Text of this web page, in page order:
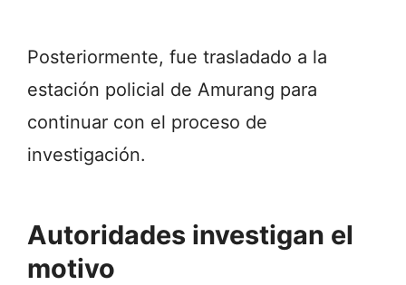
Posteriormente, fue trasladado a la
estación policial de Amurang para
continuar con el proceso de
investigación.
Autoridades investigan el
motivo